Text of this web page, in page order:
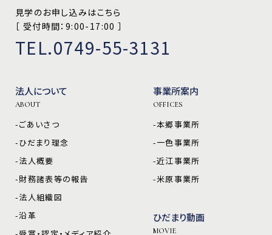
見学のお申し込みはこちら
［ 受付時間：9:00-17:00 ］
TEL.0749-55-3131
法人について
ABOUT
-ごあいさつ
-ひだまり理念
-法人概要
-財務諸表等の報告
-法人組織図
-沿革
事業所案内
OFFICES
-本郷事業所
-一色事業所
-近江事業所
-米原事業所
ひだまり動画
MOVIE